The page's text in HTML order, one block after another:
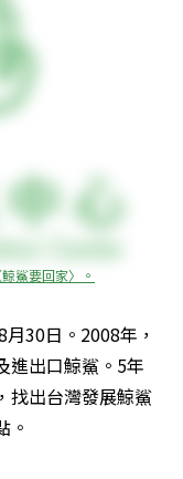
鯊要回家〉。
30日。2008年，
進出口鯨鯊。5年
找出台灣發展鯨鯊
。